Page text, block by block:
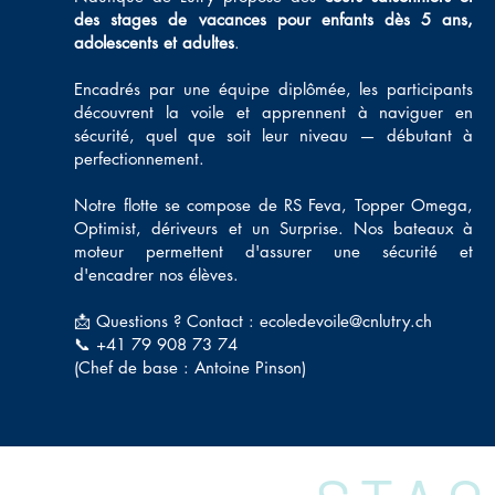
des stages de vacances pour enfants dès 5 ans,
adolescents et adultes.
Encadrés par une équipe diplômée, les participants
découvrent la voile et apprennent à naviguer en
sécurité, quel que soit leur niveau — débutant à
perfectionnement.
Notre flotte se compose de RS Feva, Topper Omega,
Optimist, dériveurs et un Surprise. Nos bateaux à
moteur permettent d'assurer une sécurité et
d'encadrer nos élèves.
📩 Questions ? Contact :ecoledevoile@cnlutry.ch
📞 +41 79 908 73 74
(Chef de base : Antoine Pinson)